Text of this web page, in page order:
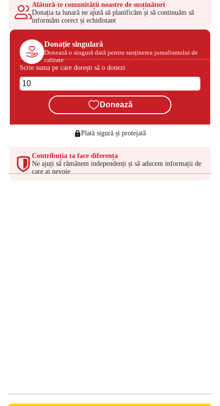
Alătură-te comunității noastre de susținători
Donația ta lunară ne ajută să planificăm și să continuăm să
informăm corect și echidistant
Donație singulară
Donează o singură dată pentru susținerea jurnalismului de
calitate
Scrie suma pe care dorești să o donezi
Donează
Plată sigură și protejată
Contribuția ta face diferența
Ne ajuți să rămânem independenți și să aducem informații de
care ai nevoie